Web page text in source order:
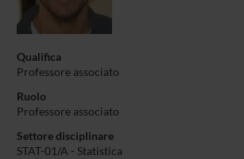
Qualifica
Professore associato
Ruolo
Professore associato
Settore disciplinare
STAT-01/A - Statistica